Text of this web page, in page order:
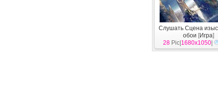
Слушать Сцена
обои [Игра]
28 Pic| 1680x1050